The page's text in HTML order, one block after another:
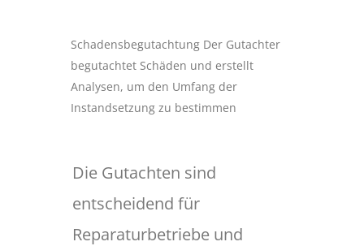
Schadensbegutachtung Der Gutachter
begutachtet Schäden und erstellt
Analysen, um den Umfang der
Instandsetzung zu bestimmen
Die Gutachten sind
entscheidend für
Reparaturbetriebe und